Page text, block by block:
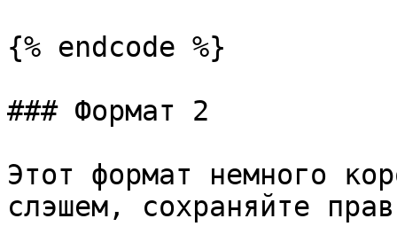
{% endcode %}
### Формат 2
Этот формат немного
слэшем, сохраняйте